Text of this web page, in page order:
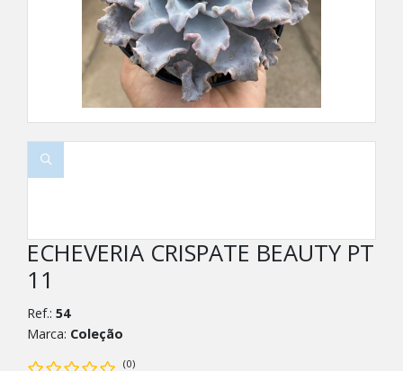
ECHEVERIA CRISPATE BEAUTY PT
11
Ref.: 54
Marca: Coleção
(0)